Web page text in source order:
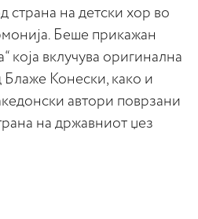
страна на детски хор во
Беше прикажан
која вклучува оригинална
Блаже Конески, како и
автори поврзани
на државниот џез